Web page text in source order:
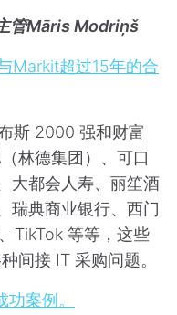
管Māris Modriņš
Markit超过15年的合
斯 2000 强和财富
林德集团）、可口
大都会人寿、丽笙酒
瑞典商业银行、西门
TikTok 等等，这些
间接 IT 采购问题。
案例。